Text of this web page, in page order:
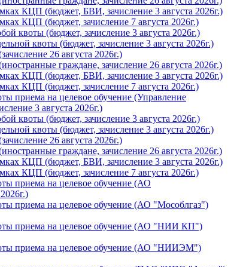
КЦП (бюджет, БВИ, зачислениe 3 августа 2026г.)
КЦП (бюджет, зачислениe 7 августа 2026г.)
квоты (бюджет, зачислениe 3 августа 2026г.)
квоты (бюджет, зачислениe 3 августа 2026г.)
26 августа 2026г.)
граждане, зачислениe 26 августа 2026г.)
КЦП (бюджет, БВИ, зачислениe 3 августа 2026г.)
КЦП (бюджет, зачислениe 7 августа 2026г.)
приема на целевое обучение (Управление
3 августа 2026г.)
квоты (бюджет, зачислениe 3 августа 2026г.)
квоты (бюджет, зачислениe 3 августа 2026г.)
26 августа 2026г.)
граждане, зачислениe 26 августа 2026г.)
КЦП (бюджет, БВИ, зачислениe 3 августа 2026г.)
КЦП (бюджет, зачислениe 7 августа 2026г.)
приема на целевое обучение (АО
приема на целевое обучение (АО "Мособлгаз")
приема на целевое обучение (АО "НИИ КП")
приема на целевое обучение (АО "НИИЭМ")